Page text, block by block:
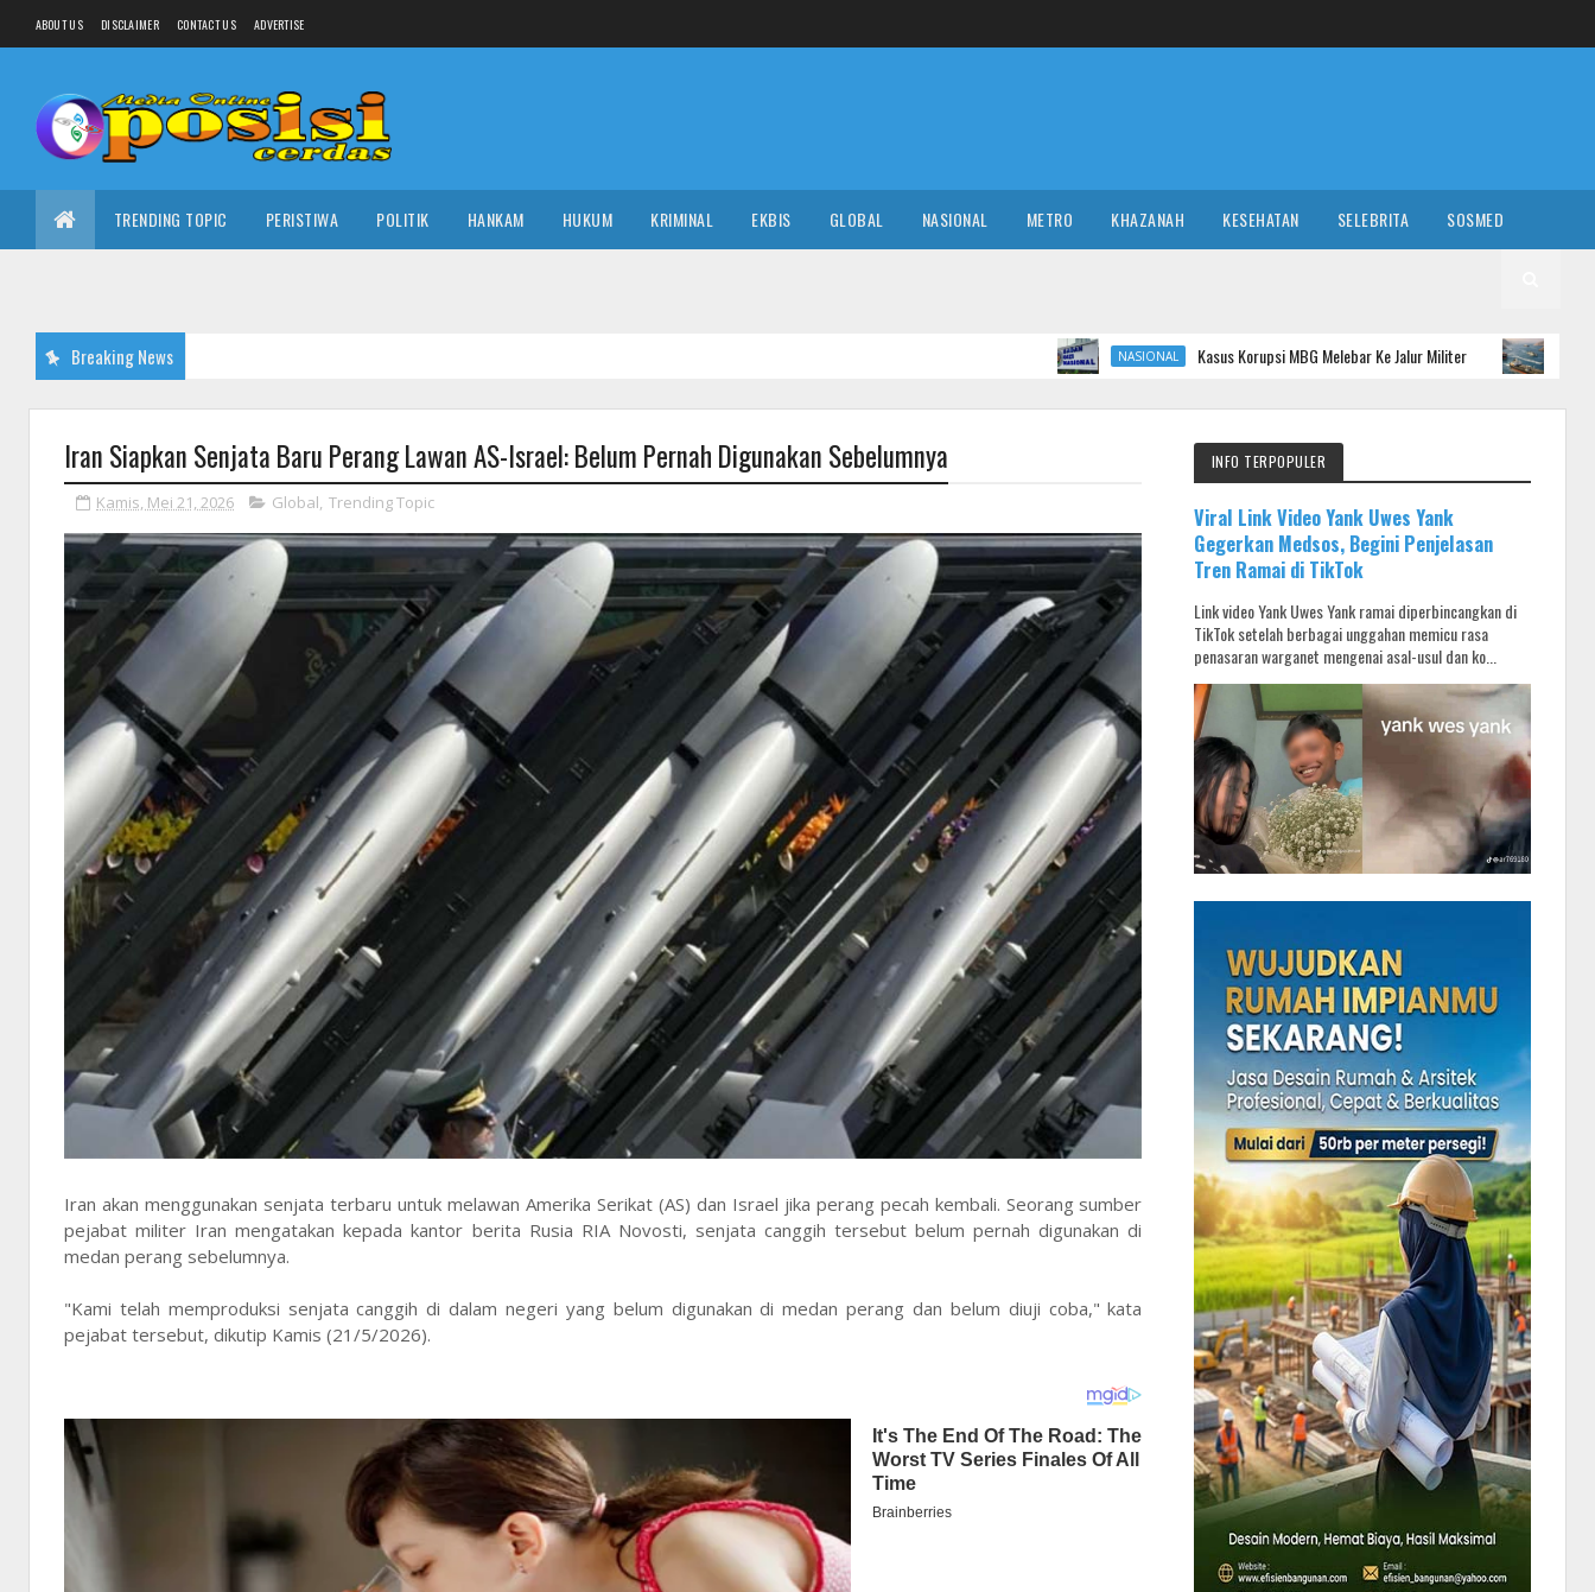
ABOUT US DISCLAIMER CONTACT US ADVERTISE
TRENDING TOPIC PERISTIWA POLITIK HANKAM HUKUM KRIMINAL EKBIS GLOBAL NASIONAL METRO KHAZANAH KESEHATAN SELEBRITA SOSMED
Breaking News NASIONAL Kasus Korupsi MBG Melebar Ke Jalur Militer GLOBAL Iran Beri
Iran Siapkan Senjata Baru Perang Lawan AS-Israel: Belum Pernah Digunakan Sebelumnya
Kamis, Mei 21, 2026 Global, Trending Topic
Iran akan menggunakan senjata terbaru untuk melawan Amerika Serikat (AS) dan Israel jika perang pecah kembali. Seorang sumber
pejabat militer Iran mengatakan kepada kantor berita Rusia RIA Novosti, senjata canggih tersebut belum pernah digunakan di
medan perang sebelumnya.
"Kami telah memproduksi senjata canggih di dalam negeri yang belum digunakan di medan perang dan belum diuji coba," kata
pejabat tersebut, dikutip Kamis (21/5/2026).
INFO TERPOPULER
Viral Link Video Yank Uwes Yank
Gegerkan Medsos, Begini Penjelasan
Tren Ramai di TikTok
Link video Yank Uwes Yank ramai diperbincangkan di
TikTok setelah berbagai unggahan memicu rasa
penasaran warganet mengenai asal-usul dan ko...